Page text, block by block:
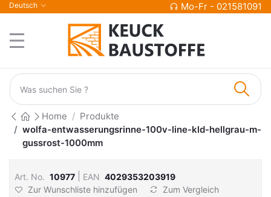
Deutsch Mo-Fr - 021581091
Home
Produkte
wolfa-entwasserungsrinne-100v-line-kld-hellgrau-m-
gussrost-1000mm
Art. No. 10977 EAN 4029353203919
Zur Wunschliste hinzufügen
Zum Vergleich